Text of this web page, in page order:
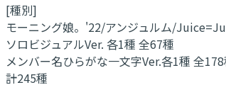
[種別]
モーニング娘。'22/アンジュルム/
ソロビジュアルVer. 各1種 全67種
メンバー名ひらがな一文字Ver.各1種 全
計245種